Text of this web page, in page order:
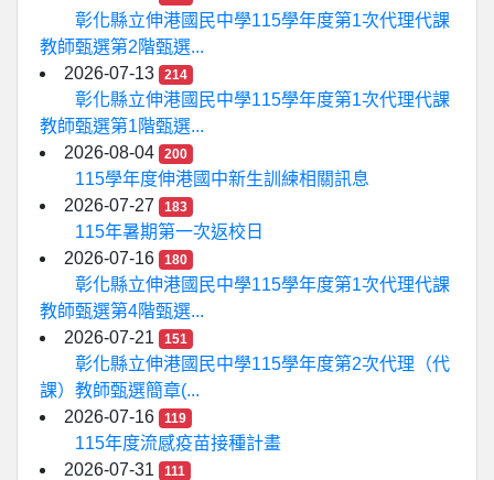
彰化縣立伸港國民中學115學年度第1次代理代課
教師甄選第2階甄選...
2026-07-13
214
彰化縣立伸港國民中學115學年度第1次代理代課
教師甄選第1階甄選...
2026-08-04
200
115學年度伸港國中新生訓練相關訊息
2026-07-27
183
115年暑期第一次返校日
2026-07-16
180
彰化縣立伸港國民中學115學年度第1次代理代課
教師甄選第4階甄選...
2026-07-21
151
彰化縣立伸港國民中學115學年度第2次代理（代
課）教師甄選簡章(...
2026-07-16
119
115年度流感疫苗接種計畫
2026-07-31
111